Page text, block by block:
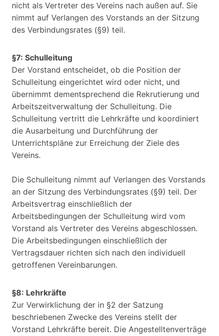
nicht als Vertreter des Vereins nach außen auf. Sie
nimmt auf Verlangen des Vorstands an der Sitzung
des Verbindungsrates (§9) teil.
§7: Schulleitung
Der Vorstand entscheidet, ob die Position der
Schulleitung eingerichtet wird oder nicht, und
übernimmt dementsprechend die Rekrutierung und
Arbeitszeitverwaltung der Schulleitung. Die
Schulleitung vertritt die Lehrkräfte und koordiniert
die Ausarbeitung und Durchführung der
Unterrichtspläne zur Erreichung der Ziele des
Vereins.
Die Schulleitung nimmt auf Verlangen des Vorstands
an der Sitzung des Verbindungsrates (§9) teil. Der
Arbeitsvertrag einschließlich der
Arbeitsbedingungen der Schulleitung wird vom
Vorstand als Vertreter des Vereins abgeschlossen.
Die Arbeitsbedingungen einschließlich der
Vertragsdauer richten sich nach den individuell
getroffenen Vereinbarungen.
§8: Lehrkräfte
Zur Verwirklichung der in §2 der Satzung
beschriebenen Zwecke des Vereins stellt der
Vorstand Lehrkräfte bereit. Die Angestelltenverträge